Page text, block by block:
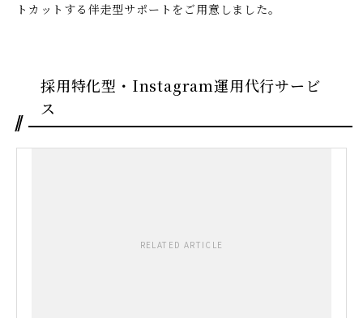
トカットする伴走型サポートをご用意しました。
採用特化型・Instagram運用代行サービ
ス
RELATED ARTICLE